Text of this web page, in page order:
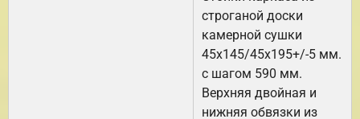
строганой доски
камерной сушки
45х145/45х195+/-5 мм.
с шагом 590 мм.
Верхняя двойная и
нижняя обвязки из